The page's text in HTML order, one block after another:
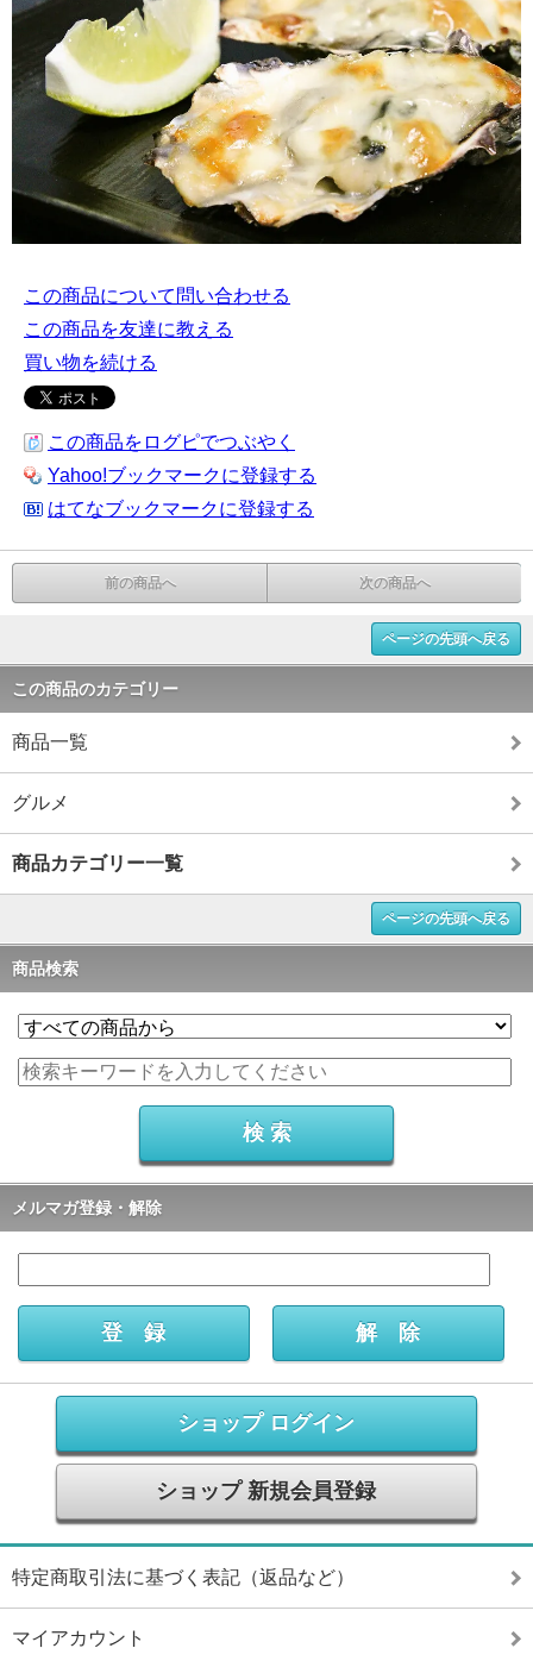
この商品について問い合わせる
この商品を友達に教える
買い物を続ける
この商品をログピでつぶやく
Yahoo!ブックマークに登録する
はてなブックマークに登録する
前の商品へ 次の商品へ
ページの先頭へ戻る
この商品のカテゴリー
商品一覧
グルメ
商品カテゴリー一覧
ページの先頭へ戻る
商品検索
メルマガ登録・解除
ショップ ログイン
ショップ 新規会員登録
特定商取引法に基づく表記（返品など）
マイアカウント